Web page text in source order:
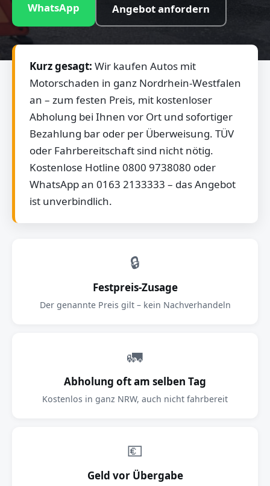
WhatsApp Angebot anfordern
Kurz gesagt: Wir kaufen Autos mit
Motorschaden in ganz Nordrhein-Westfalen
an – zum festen Preis, mit kostenloser
Abholung bei Ihnen vor Ort und sofortiger
Bezahlung bar oder per Überweisung. TÜV
oder Fahrbereitschaft sind nicht nötig.
Kostenlose Hotline 0800 9738080 oder
WhatsApp an 0163 2133333 – das Angebot
ist unverbindlich.
🔒
Festpreis-Zusage
Der genannte Preis gilt – kein Nachverhandeln
🚛
Abholung oft am selben Tag
Kostenlos in ganz NRW, auch nicht fahrbereit
💶
Geld vor Übergabe